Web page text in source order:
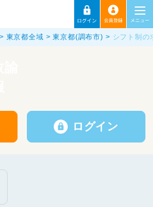
東京都全域 東京都(調布市) シフト制の
ログイン